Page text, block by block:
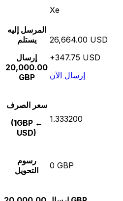
Xe
المرسل إليه
يستلم
إرسال
20,000.00
GBP
26,664.00 USD
+347.75 USD
إرسال الآن
سعر الصرف
(1GBP ←
USD)
1.333200
رسوم
التحويل
0 GBP